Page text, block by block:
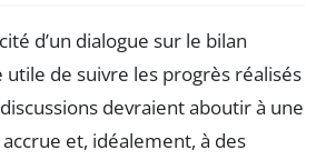
d’un dialogue sur le bilan
de suivre les progrès réalisés
devraient aboutir à une
et, idéalement, à des